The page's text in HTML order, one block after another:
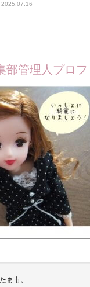
2025.07.16
部管理人プロ
ま市。